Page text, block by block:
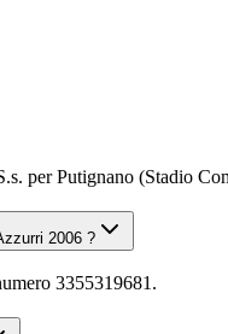
per Putignano (Stadio
2006 ?
3355319681.